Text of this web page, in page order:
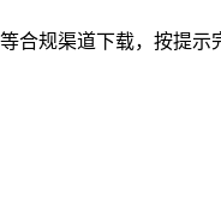
合规渠道下载，按提